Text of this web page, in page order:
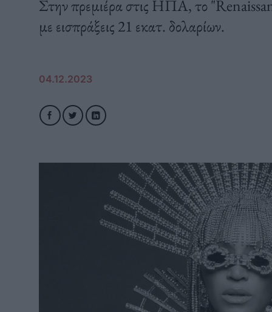
Στην πρεμιέρα στις ΗΠΑ, το
με εισπράξεις 21 εκατ. δολαρίων.
04.12.2023